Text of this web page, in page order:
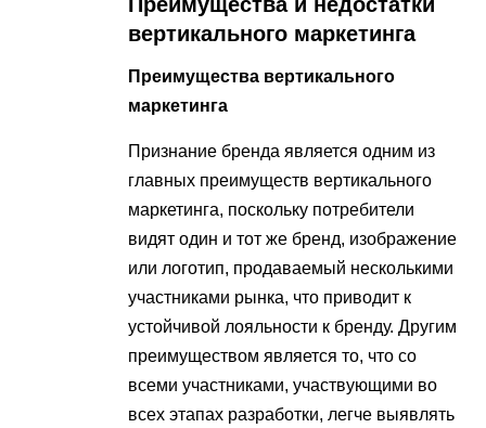
вертикального маркетинга
Преимущества вертикального
маркетинга
Признание бренда является одним из
главных преимуществ вертикального
маркетинга, поскольку потребители
видят один и тот же бренд, изображение
или логотип, продаваемый несколькими
участниками рынка, что приводит к
устойчивой лояльности к бренду. Другим
преимуществом является то, что со
всеми участниками, участвующими во
всех этапах разработки, легче выявлять